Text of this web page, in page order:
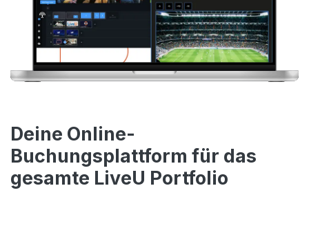
Deine Online-
Buchungsplattform für das
gesamte LiveU Portfolio